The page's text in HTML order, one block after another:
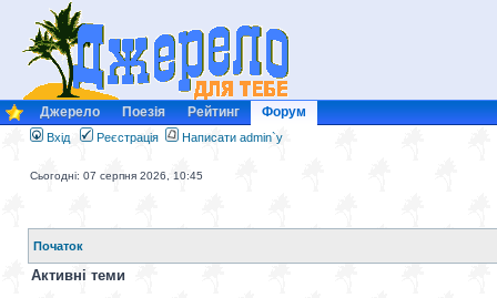
Джерело Поезія Рейтинг Форум
Вхід Реєстрація Написати admin`у
Сьогодні: 07 серпня 2026, 10:45
Початок
Активні теми